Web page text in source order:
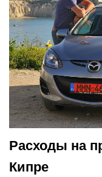
Расходы на
Кипре